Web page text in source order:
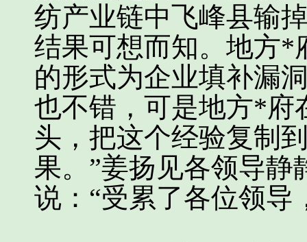
纺产业链中飞峰县输
结果可想而知。地方*
的形式为企业填补漏
也不错，可是地方*府
头，把这个经验复制
果。”姜扬见各领导
说：“受累了各位领导